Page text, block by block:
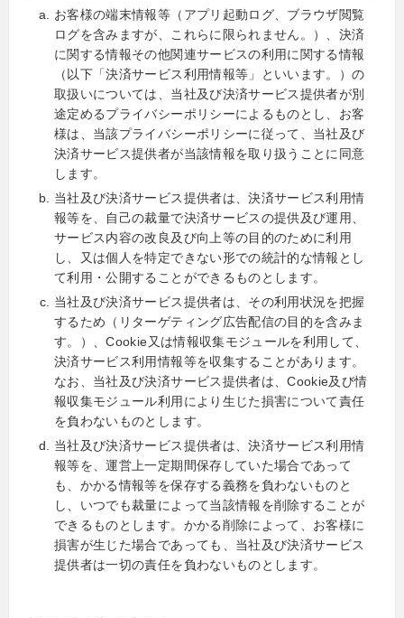
お客様の端末情報等（アプリ起動ログ、ブラウザ閲覧
ログを含みますが、これらに限られません。）、決済
に関する情報その他関連サービスの利用に関する情報
（以下「決済サービス利用情報等」といいます。）の
取扱いについては、当社及び決済サービス提供者が別
途定めるプライバシーポリシーによるものとし、お客
様は、当該プライバシーポリシーに従って、当社及び
決済サービス提供者が当該情報を取り扱うことに同意
します。
当社及び決済サービス提供者は、決済サービス利用情
報等を、自己の裁量で決済サービスの提供及び運用、
サービス内容の改良及び向上等の目的のために利用
し、又は個人を特定できない形での統計的な情報とし
て利用・公開することができるものとします。
当社及び決済サービス提供者は、その利用状況を把握
するため（リターゲティング広告配信の目的を含みま
す。）、Cookie又は情報収集モジュールを利用して、
決済サービス利用情報等を収集することがあります。
なお、当社及び決済サービス提供者は、Cookie及び情
報収集モジュール利用により生じた損害について責任
を負わないものとします。
当社及び決済サービス提供者は、決済サービス利用情
報等を、運営上一定期間保存していた場合であって
も、かかる情報等を保存する義務を負わないものと
し、いつでも裁量によって当該情報を削除することが
できるものとします。かかる削除によって、お客様に
損害が生じた場合であっても、当社及び決済サービス
提供者は一切の責任を負わないものとします。